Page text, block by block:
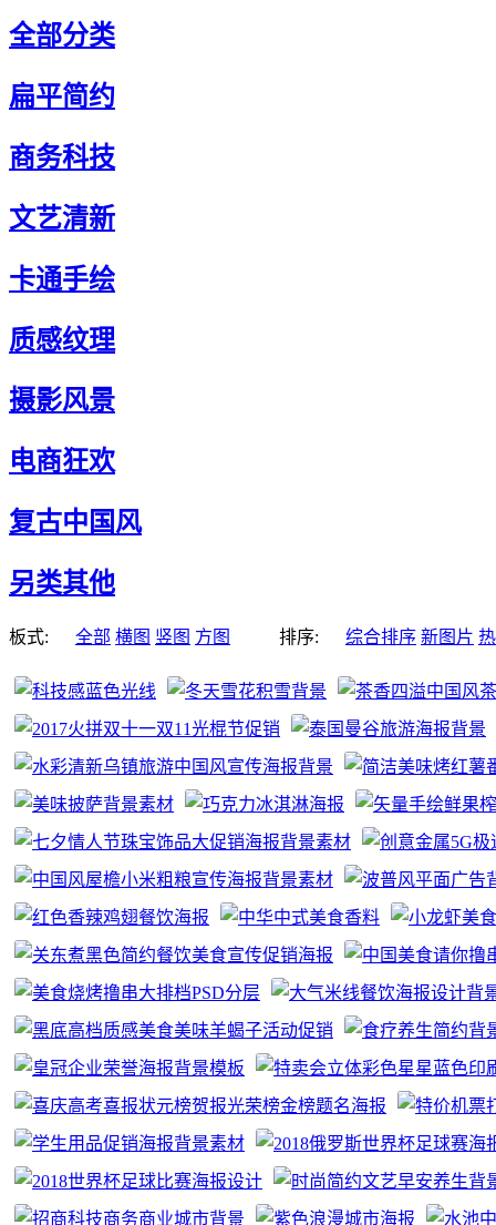
全部分类
扁平简约
商务科技
文艺清新
卡通手绘
质感纹理
摄影风景
电商狂欢
复古中国风
另类其他
板式: 全部 横图 竖图 方图 排序: 综合排序 新图片